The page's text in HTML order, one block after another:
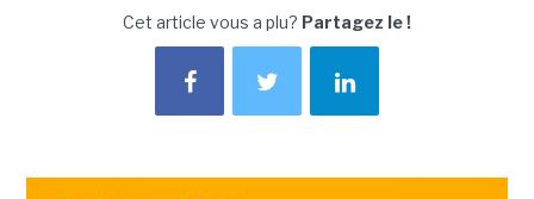
Cet article vous a plu? Partagez le !